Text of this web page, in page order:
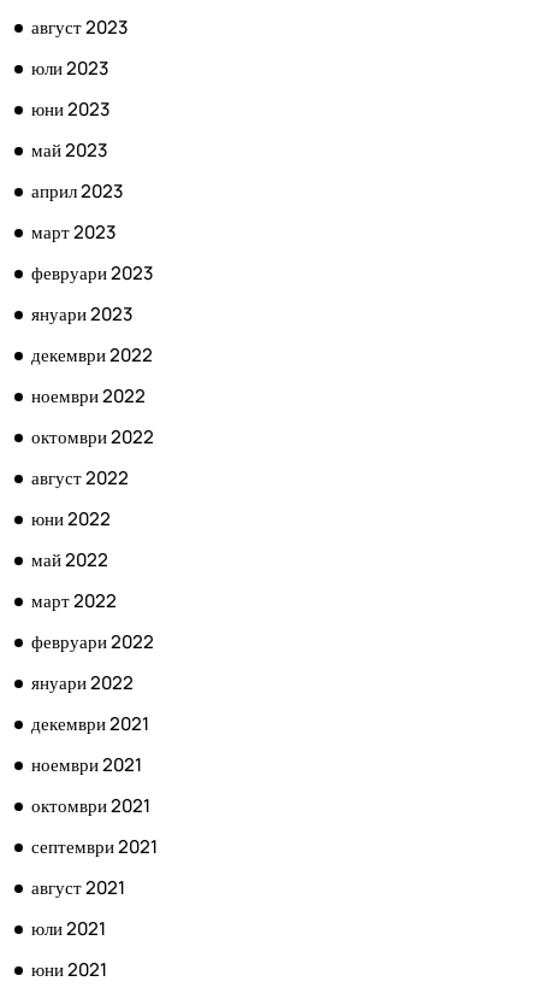
август 2023
юли 2023
юни 2023
май 2023
април 2023
март 2023
февруари 2023
януари 2023
декември 2022
ноември 2022
октомври 2022
август 2022
юни 2022
май 2022
март 2022
февруари 2022
януари 2022
декември 2021
ноември 2021
октомври 2021
септември 2021
август 2021
юли 2021
юни 2021